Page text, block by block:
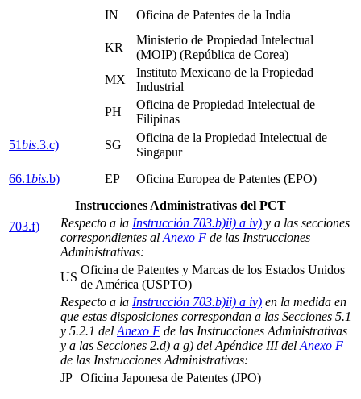
IN
Oficina de Patentes de la India
KR
Ministerio de Propiedad Intelectual
(MOIP) (República de Corea)
MX
Instituto Mexicano de la Propiedad
Industrial
PH
Oficina de Propiedad Intelectual de
Filipinas
51bis.3.c) SG
Oficina de la Propiedad Intelectual de
Singapur
66.1bis.b) EP
Oficina Europea de Patentes (EPO)
Instrucciones Administrativas del PCT
703.f)
Respecto a la Instrucción 703.b)ii) a iv) y a las secciones
correspondientes al Anexo F de las Instrucciones
Administrativas:
US
Oficina de Patentes y Marcas de los Estados Unidos
de América (USPTO)
Respecto a la Instrucción 703.b)ii) a iv) en la medida en
que estas disposiciones correspondan a las Secciones 5.1
y 5.2.1 del Anexo F de las Instrucciones Administrativas
y a las Secciones 2.d) a g) del Apéndice III del Anexo F
de las Instrucciones Administrativas:
JP Oficina Japonesa de Patentes (JPO)